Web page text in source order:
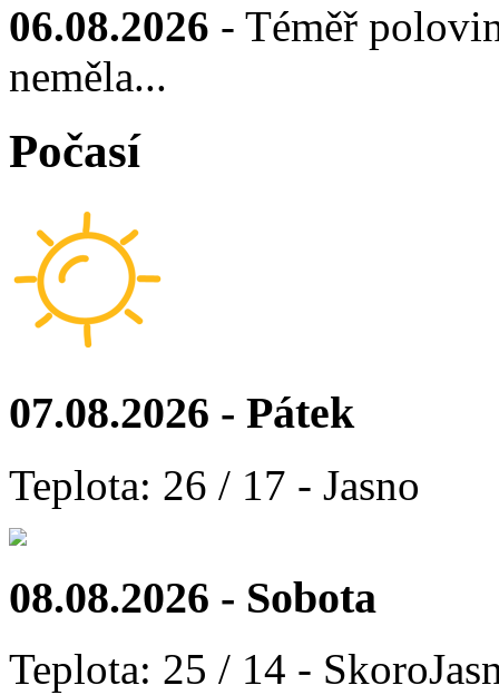
06.08.2026 - Téměř
neměla...
Počasí
07.08.2026 - Pátek
Teplota: 26 / 17 - Jasno
08.08.2026 - Sobota
Teplota: 25 / 14 -